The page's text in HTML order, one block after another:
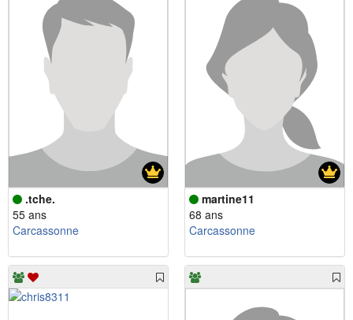
.tche.
55 ans
Carcassonne
martine11
68 ans
Carcassonne